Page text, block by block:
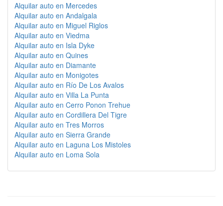
Alquilar auto en Mercedes
Alquilar auto en Andalgala
Alquilar auto en Miguel Riglos
Alquilar auto en Viedma
Alquilar auto en Isla Dyke
Alquilar auto en Quines
Alquilar auto en Diamante
Alquilar auto en Monigotes
Alquilar auto en Río De Los Avalos
Alquilar auto en Villa La Punta
Alquilar auto en Cerro Ponon Trehue
Alquilar auto en Cordillera Del Tigre
Alquilar auto en Tres Morros
Alquilar auto en Sierra Grande
Alquilar auto en Laguna Los Mistoles
Alquilar auto en Loma Sola